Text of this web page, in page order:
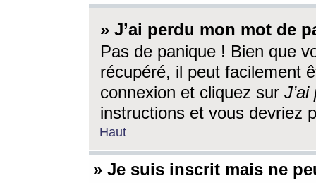
» J’ai perdu mon mot de
Pas de panique ! Bien que
récupéré, il peut facilement
connexion et cliquez sur
instructions et vous devriez
Haut
» Je suis inscrit mais ne